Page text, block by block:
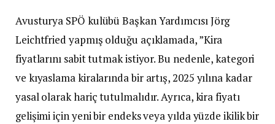
Avusturya SPÖ kulübü Başkan Yardımcısı Jörg
Leichtfried yapmış olduğu açıklamada, ”Kira
fiyatlarını sabit tutmak istiyor. Bu nedenle, kategori
ve kıyaslama kiralarında bir artış, 2025 yılına kadar
yasal olarak hariç tutulmalıdır. Ayrıca, kira fiyatı
gelişimi için yeni bir endeks veya yılda yüzde ikilik bir